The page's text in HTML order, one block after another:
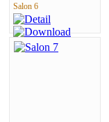
Salon 6